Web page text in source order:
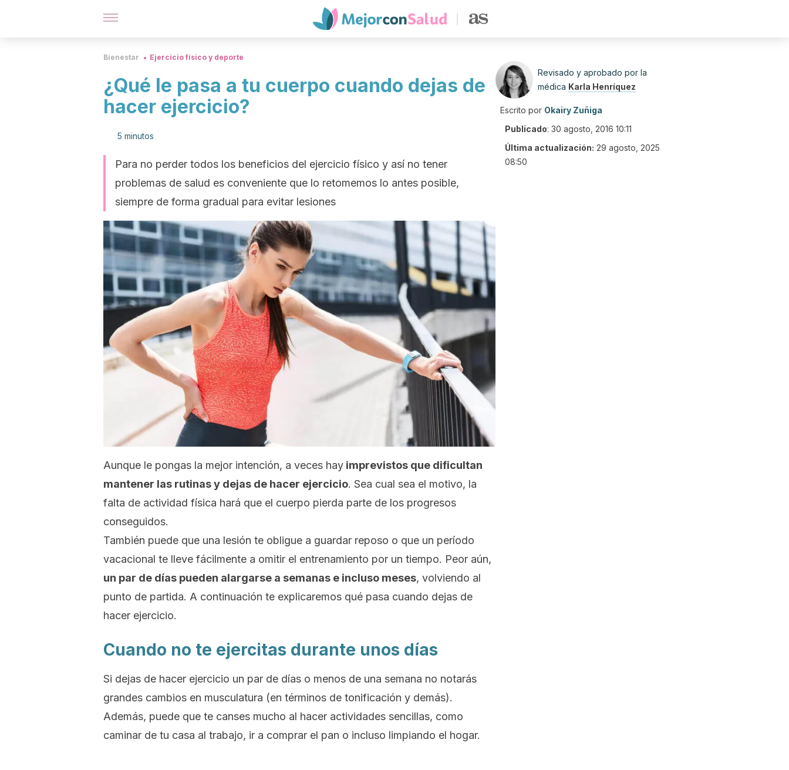
Bienestar Ejercicio físico y deporte
¿Qué le pasa a tu cuerpo cuando dejas de
hacer ejercicio?
5 minutos
Para no perder todos los beneficios del ejercicio físico y así no tener
problemas de salud es conveniente que lo retomemos lo antes posible,
siempre de forma gradual para evitar lesiones
Aunque le pongas la mejor intención, a veces hay imprevistos que dificultan
mantener las rutinas y dejas de hacer ejercicio. Sea cual sea el motivo, la
falta de actividad física hará que el cuerpo pierda parte de los progresos
conseguidos.
También puede que una lesión te obligue a guardar reposo o que un período
vacacional te lleve fácilmente a omitir el entrenamiento por un tiempo. Peor aún,
un par de días pueden alargarse a semanas e incluso meses, volviendo al
punto de partida. A continuación te explicaremos qué pasa cuando dejas de
hacer ejercicio.
Cuando no te ejercitas durante unos días
Si dejas de hacer ejercicio un par de días o menos de una semana no notarás
grandes cambios en musculatura (en términos de tonificación y demás).
Además, puede que te canses mucho al hacer actividades sencillas, como
caminar de tu casa al trabajo, ir a comprar el pan o incluso limpiando el hogar.
Revisado y aprobado por la
médica Karla Henríquez
Escrito por Okairy Zuñiga
Publicado: 30 agosto, 2016 10:11
Última actualización: 29 agosto, 2025
08:50